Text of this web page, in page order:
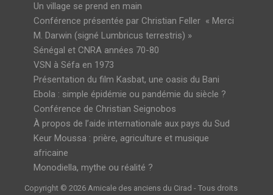
Un village se prend en main
Conférence présentée par Christian Feller « Merci
M. Darwin (signé Lumbricus terrestris) »
Sénégal et CNRA années 70-80
VSN à Séfa en 1973
Présentation du film Kasbat, une oasis du Bani
Ebola : simple épidémie ou pandémie du siècle ?
Conférence de Christian Seignobos
À propos de l’aide internationale aux pays du Sud
Keur Moussa : prière, agriculture et musique
africaine
Monodiella, mythe ou réalité ?
Copyright © 2026 Amicale des anciens du Cirad - Tous droits